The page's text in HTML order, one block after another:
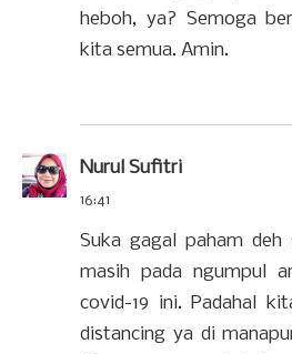
heboh, ya? Semoga
kita semua. Amin.
Nurul Sufitri
16:41
Suka gagal paham deh
masih pada ngumpul
covid-19 ini. Padahal
distancing ya di